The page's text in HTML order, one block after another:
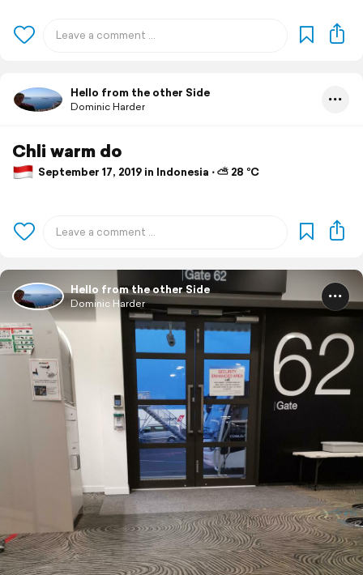
Hello from the other Side
Dominic Harder
Chli warm do
September 17, 2019 in Indonesia ⋅ ⛅ 28 °C
Hello from the other Side
Dominic Harder